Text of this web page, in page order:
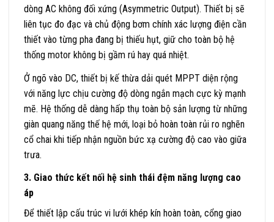
dòng AC không đối xứng (Asymmetric Output). Thiết bị sẽ
liên tục đo đạc và chủ động bơm chính xác lượng điện cần
thiết vào từng pha đang bị thiếu hụt, giữ cho toàn bộ hệ
thống motor không bị gầm rú hay quá nhiệt.
Ở ngõ vào DC, thiết bị kế thừa dải quét MPPT diện rộng
với năng lực chịu cường độ dòng ngắn mạch cực kỳ mạnh
mẽ. Hệ thống dễ dàng hấp thụ toàn bộ sản lượng từ những
giàn quang năng thế hệ mới, loại bỏ hoàn toàn rủi ro nghẽn
cổ chai khi tiếp nhận nguồn bức xạ cường độ cao vào giữa
trưa.
3. Giao thức kết nối hệ sinh thái đệm năng lượng cao
áp
Để thiết lập cấu trúc vi lưới khép kín hoàn toàn, cổng giao